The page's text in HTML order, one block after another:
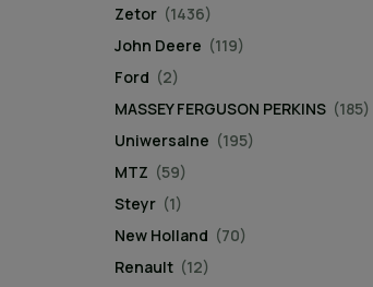
Zetor (1436)
John Deere (119)
Ford (2)
MASSEY FERGUSON PERKINS (185)
Uniwersalne (195)
MTZ (59)
Steyr (1)
New Holland (70)
Renault (12)